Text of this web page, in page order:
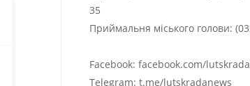
35
Приймальня міського голови:
Facebook: facebook.com/
Telegram: t.me/lutskradanews